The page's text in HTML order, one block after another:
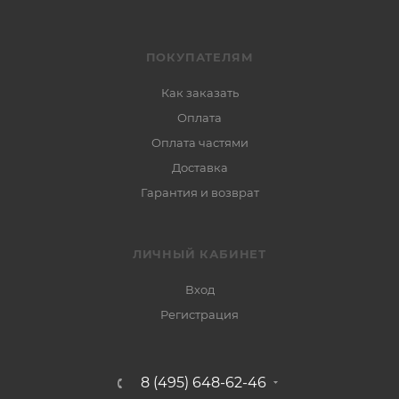
ПОКУПАТЕЛЯМ
Как заказать
Оплата
Оплата частями
Доставка
Гарантия и возврат
ЛИЧНЫЙ КАБИНЕТ
Вход
Регистрация
8 (495) 648-62-46